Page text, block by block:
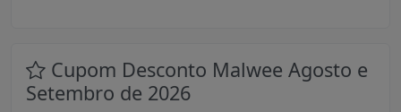
Cupom Desconto Malwee Agosto e
Setembro de 2026